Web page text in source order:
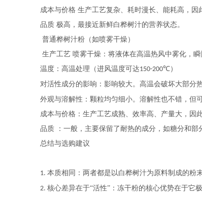
成本与价格 生产工艺复杂、耗时漫长、能耗高，因
品质 极高，最接近新鲜白桦树汁的营养状态。
普通桦树汁粉（如喷雾干燥）
生产工艺 喷雾干燥：将液体在高温热风中雾化，瞬
温度 ： 高温处理（进风温度可达150-200℃）
对活性成分的影响 ：影响较大。高温会破坏大部分
外观与溶解性 ：颗粒均匀细小。溶解性也不错，但
成本与价格 ：生产工艺成熟、效率高、产量大，因
品质
：一般，主要保留了耐热的成分，如糖分和部
总结与选购建议
1.本质相同：两者都是以白桦树汁为原料制成的粉
2.核心差异在于“活性”：冻干粉的核心优势在于它